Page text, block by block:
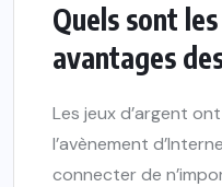
Quels sont
avantages
Les jeux d’argent
l’avènement
connecter de